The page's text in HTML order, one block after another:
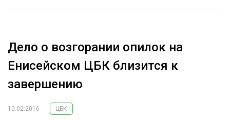
РЕКЛАМОДАТЕЛЯМ
ЛЕСНОЕ ХОЗЯЙСТВО
ЭКСПЕРТНОЕ МНЕНИЕ
Дело о возгорании опилок на
Енисейском ЦБК близится к
завершению
10.02.2016 ЦБК